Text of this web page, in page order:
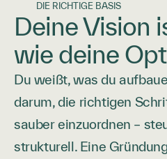
DIE RICHTIGE BASIS
Deine Vision
wie deine
Du weißt, was du
darum, die richtigen
sauber einzuordnen –
strukturell. Eine